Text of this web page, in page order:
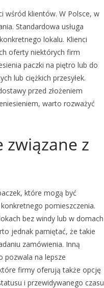
wśród klientów. W Polsce, w
Standardowa usługa
lokalu. Klienci
oferty niektórych firm
paczki na piętro lub do
lub ciężkich przesyłek.
przed złożeniem
warto rozważyć
związane z
które mogą być
pomieszczenia.
bez windy lub w domach
jednak pamiętać, że takie
zamówienia. Inną
pozwala na lepsze
firmy oferują także opcję
i przewidywanego czasu